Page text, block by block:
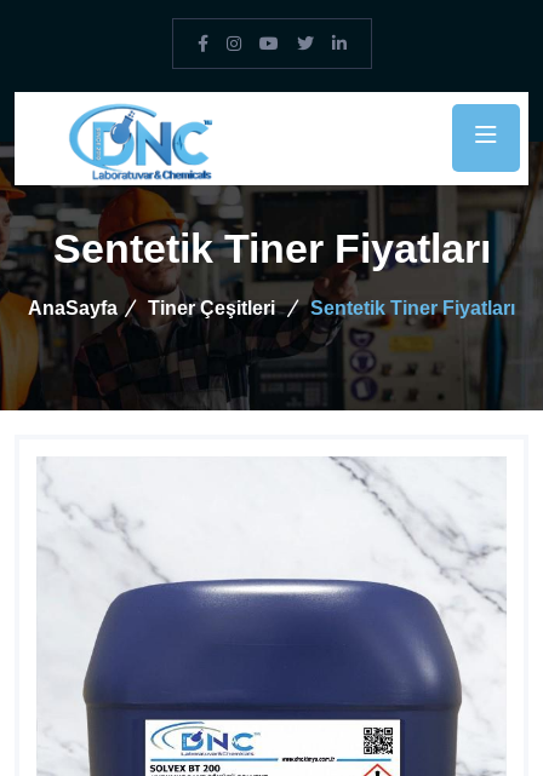
Sentetik Tiner Fiyatları
AnaSayfa Tiner Çeşitleri Sentetik Tiner Fiyatları